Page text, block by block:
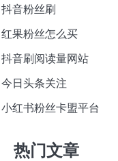
抖音粉丝刷
红果粉丝怎么买
抖音刷阅读量网站
今日头条关注
小红书粉丝卡盟平台
热门文章